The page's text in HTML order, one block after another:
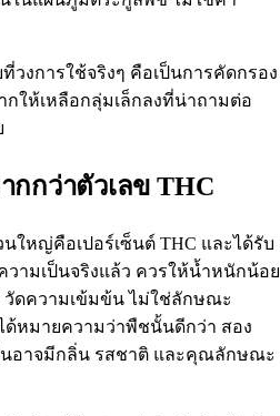
งการใช้จริงๆ คือเป็นการคัดกรอง
ให้เหลือกลุ่มเล็กลงที่น่าถามต่อ
กกว่าตัวเลข THC
ใหญ่คือเปอร์เซ็นต์ THC และได้รับ
ามเป็นจริงแล้ว ควรให้น้ำหนักน้อย
วัดความเข้มข้น ไม่ใช่ลักษณะ
ด้หมายความว่าพืชนั้นดีกว่า สอง
นอาจมีกลิ่น รสชาติ และคุณลักษณะ